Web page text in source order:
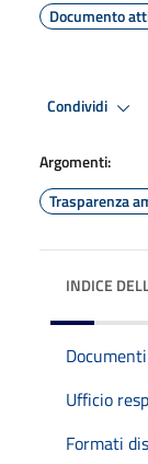
Documento
Condividi
Argomenti:
Trasparenza
INDICE
Documenti
Ufficio
Formati